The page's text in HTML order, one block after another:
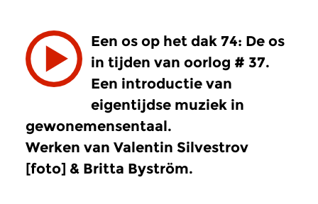
Een os op het dak 74: De os
in tijden van oorlog # 37.
Een introductie van
eigentijdse muziek in
gewonemensentaal.
Werken van Valentin Silvestrov
[foto] & Britta Byström.